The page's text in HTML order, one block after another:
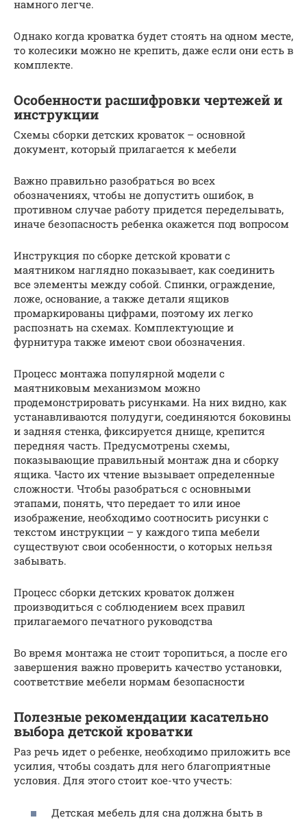
намного легче.
Однако когда кроватка будет стоять на одном месте,
то колесики можно не крепить, даже если они есть в
комплекте.
Особенности расшифровки чертежей и
инструкции
Схемы сборки детских кроваток – основной
документ, который прилагается к мебели
Важно правильно разобраться во всех
обозначениях, чтобы не допустить ошибок, в
противном случае работу придется переделывать,
иначе безопасность ребенка окажется под вопросом
Инструкция по сборке детской кровати с
маятником наглядно показывает, как соединить
все элементы между собой. Спинки, ограждение,
ложе, основание, а также детали ящиков
промаркированы цифрами, поэтому их легко
распознать на схемах. Комплектующие и
фурнитура также имеют свои обозначения.
Процесс монтажа популярной модели с
маятниковым механизмом можно
продемонстрировать рисунками. На них видно, как
устанавливаются полудуги, соединяются боковины
и задняя стенка, фиксируется днище, крепится
передняя часть. Предусмотрены схемы,
показывающие правильный монтаж дна и сборку
ящика. Часто их чтение вызывает определенные
сложности. Чтобы разобраться с основными
этапами, понять, что передает то или иное
изображение, необходимо соотносить рисунки с
текстом инструкции – у каждого типа мебели
существуют свои особенности, о которых нельзя
забывать.
Процесс сборки детских кроваток должен
производиться с соблюдением всех правил
прилагаемого печатного руководства
Во время монтажа не стоит торопиться, а после его
завершения важно проверить качество установки,
соответствие мебели нормам безопасности
Полезные рекомендации касательно
выбора детской кроватки
Раз речь идет о ребенке, необходимо приложить все
усилия, чтобы создать для него благоприятные
условия. Для этого стоит кое-что учесть:
Детская мебель для сна должна быть в